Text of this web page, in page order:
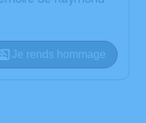
Je rends hommage